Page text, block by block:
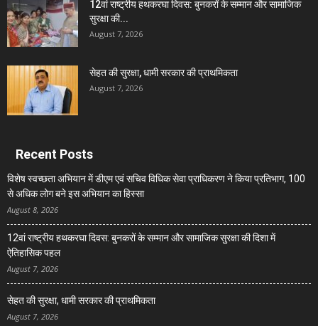
12वां राष्ट्रीय हथकरघा दिवस: बुनकरों के सम्मान और सामाजिक
सुरक्षा की...
August 7, 2026
सेहत की सुरक्षा, धामी सरकार की प्राथमिकता
August 7, 2026
Recent Posts
विशेष स्वच्छता अभियान में डीएम एवं सचिव विधिक सेवा प्राधिकरण ने किया प्रतिभाग, 100
से अधिक लोग बने इस अभियान का हिस्सा
August 8, 2026
12वां राष्ट्रीय हथकरघा दिवस: बुनकरों के सम्मान और सामाजिक सुरक्षा की दिशा में
ऐतिहासिक पहल
August 7, 2026
सेहत की सुरक्षा, धामी सरकार की प्राथमिकता
August 7, 2026